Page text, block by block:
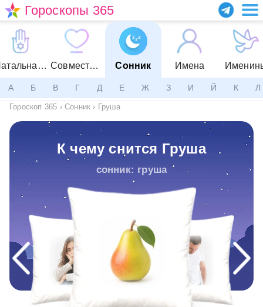
Гороскопы 365
Натальная карта Совместимость Сонник Имена
А Б В Г Д Е Ж З И Й К Л
Гороскоп 365 › Сонник › Груша
К чему снится Груша
сонник: груша